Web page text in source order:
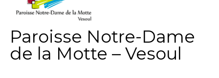
Paroisse Notre-Dame
de la Motte – Vesoul